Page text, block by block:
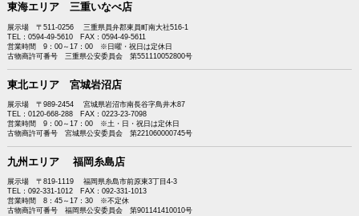
東海エリア 三重いなべ店
展示場 〒511-0256 三重県員弁郡東員町南大社516-1
TEL：0594-49-5610 FAX：0594-49-5611
営業時間 9：00～17：00 ※日曜・祝日は定休日
古物商許可番号 三重県公安委員会 第551110052800号
東北エリア 宮城岩沼店
展示場 〒989-2454 宮城県岩沼市南長谷字鳥井木87
TEL：0120-668-288 FAX：0223-23-7098
営業時間 9：00～17：00 ※土・日・祝日は定休日
古物商許可番号 宮城県公安委員会 第221060000745号
九州エリア 福岡糸島店
展示場 〒819-1119 福岡県糸島市前原東3丁目4-3
TEL：092-331-1012 FAX：092-331-1013
営業時間 8：45～17：30 ※不定休
古物商許可番号 福岡県公安委員会 第901141410010号